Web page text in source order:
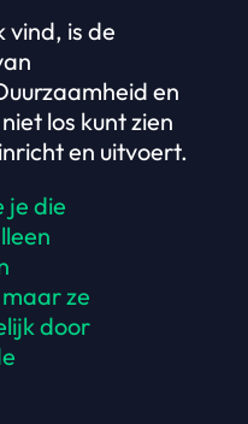
is de
en
los kunt zien
en uitvoert.
je die
ze
door